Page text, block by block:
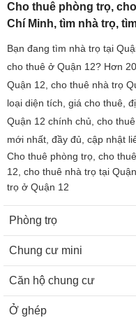
Cho thuê phòng trọ,
Chí Minh, tìm nhà trọ,
Bạn đang tìm nhà trọ tại
cho thuê ở Quận 12? Hơn
Quận 12, cho thuê nhà trọ
loại diện tích, giá cho thuê,
Quận 12 chính chủ, cho
mới nhất, đầy đủ, cập nhật
Cho thuê phòng trọ, cho
12, cho thuê nhà trọ tại
trọ ở Quận 12
Phòng trọ
Chung cư mini
Căn hộ chung cư
Ở ghép